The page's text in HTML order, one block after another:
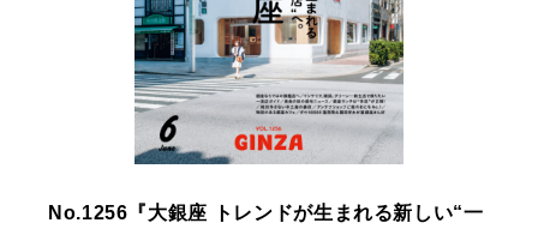
No.1256『大銀座 トレンドが生まれる新しい“一